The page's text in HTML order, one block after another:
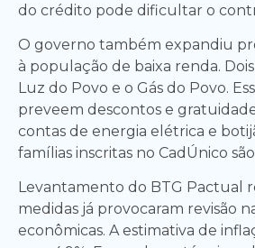
do crédito pode dificultar o
O governo também expandiu
à população de baixa renda.
Luz do Povo e o Gás do Povo.
preveem descontos e
contas de energia elétrica e
famílias inscritas no CadÚnico
Levantamento do BTG Pactual
medidas já provocaram revisão
econômicas. A estimativa de